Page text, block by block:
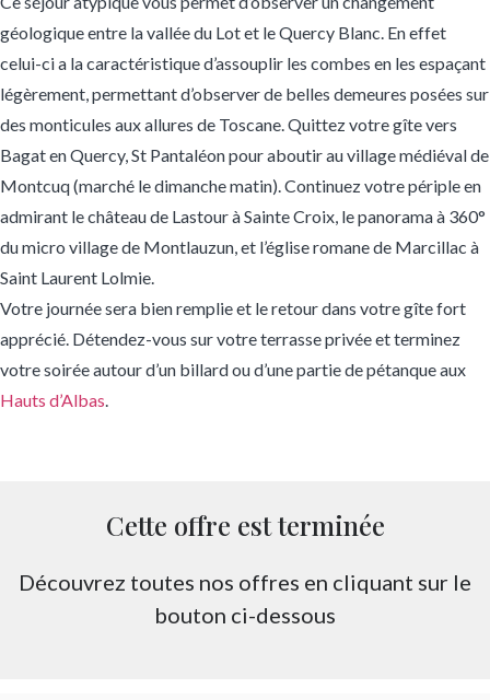
géologique entre la vallée du Lot et le Quercy Blanc. En effet
celui-ci a la caractéristique d’assouplir les combes en les espaçant
légèrement, permettant d’observer de belles demeures posées sur
des monticules aux allures de Toscane. Quittez votre gîte vers
Bagat en Quercy, St Pantaléon pour aboutir au village médiéval de
Montcuq (marché le dimanche matin). Continuez votre périple en
admirant le château de Lastour à Sainte Croix, le panorama à 360°
du micro village de Montlauzun, et l’église romane de Marcillac à
Saint Laurent Lolmie.
Votre journée sera bien remplie et le retour dans votre gîte fort
apprécié. Détendez-vous sur votre terrasse privée et terminez
votre soirée autour d’un billard ou d’une partie de pétanque aux
Hauts d’Albas.
Cette offre est terminée
Découvrez toutes nos offres en cliquant sur le
bouton ci-dessous